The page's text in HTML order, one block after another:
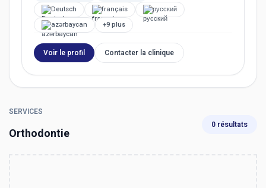
Deutsch
français
русский
azərbaycan
+9 plus
Voir le profil Contacter la clinique
SERVICES
Orthodontie
0 résultats